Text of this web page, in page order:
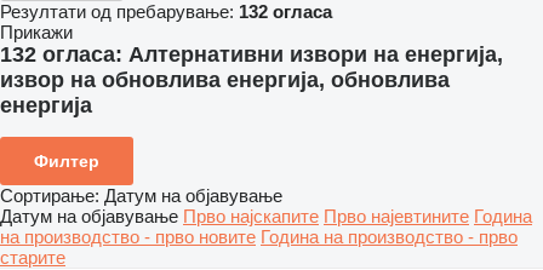
Резултати од пребарување: 132 огласа
Прикажи
132 огласа: Алтернативни извори на енергија,
извор на обновлива енергија, обновлива
енергија
Филтер
Сортирање: Датум на објавување
Датум на објавување Прво најскапите Прво најевтините Година
на производство - прво новите Година на производство - прво
старите